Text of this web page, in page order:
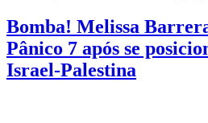
Bomba! Melissa
Pânico 7 após se
Israel-Palestina